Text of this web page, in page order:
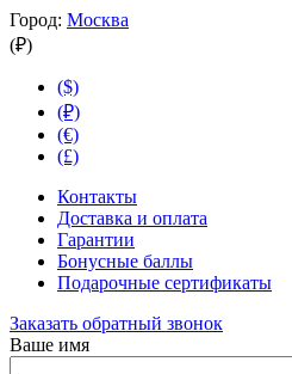
Город: Москва
(₽)
($)
(₽)
(€)
(£)
Контакты
Доставка и оплата
Гарантии
Бонусные баллы
Подарочные сертификаты
Заказать обратный звонок
Ваше имя